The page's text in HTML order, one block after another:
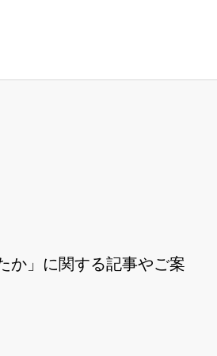
か」に関する記事やご案